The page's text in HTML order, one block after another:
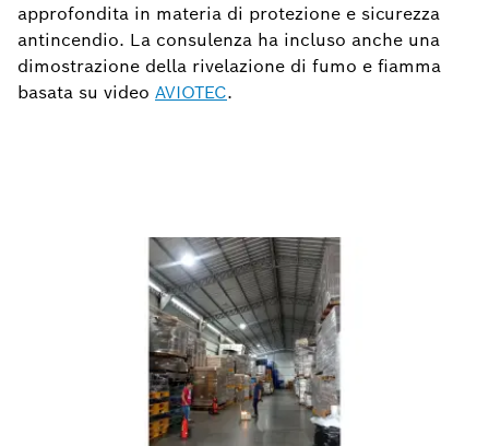
approfondita in materia di protezione e sicurezza
antincendio. La consulenza ha incluso anche una
dimostrazione della rivelazione di fumo e fiamma
basata su video AVIOTEC.